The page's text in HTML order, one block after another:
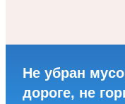
Не убран
дороге, не